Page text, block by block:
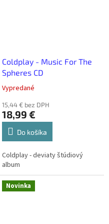
Coldplay - Music For The
Spheres CD
Vypredané
15,44 € bez DPH
18,99 €
Do košíka
Coldplay - deviaty štúdiový
album
Novinka